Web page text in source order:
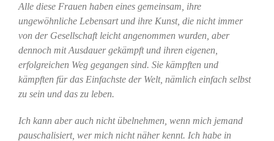
Alle diese Frauen haben eines gemeinsam, ihre
ungewöhnliche Lebensart und ihre Kunst, die nicht immer
von der Gesellschaft leicht angenommen wurden, aber
dennoch mit Ausdauer gekämpft und ihren eigenen,
erfolgreichen Weg gegangen sind. Sie kämpften und
kämpften für das Einfachste der Welt, nämlich einfach selbst
zu sein und das zu leben.
Ich kann aber auch nicht übelnehmen, wenn mich jemand
pauschalisiert, wer mich nicht näher kennt. Ich habe in